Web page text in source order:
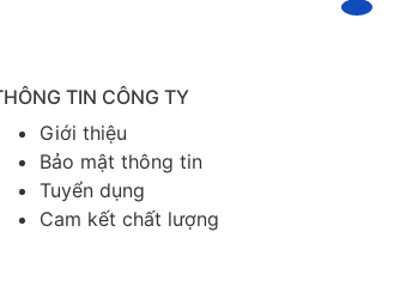
TIN CÔNG TY
Giới thiệu
Bảo mật thông tin
Tuyển dụng
Cam kết chất lượng